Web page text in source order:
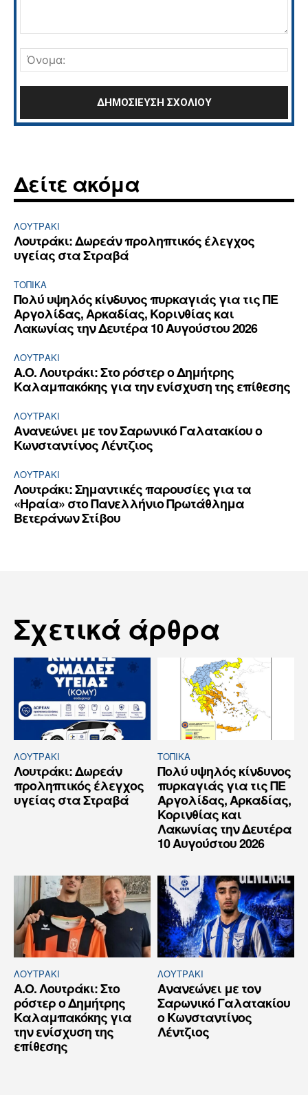
Δείτε ακόμα
ΛΟΥΤΡΆΚΙ
Λουτράκι: Δωρεάν προληπτικός έλεγχος
υγείας στα Στραβά
ΤΟΠΙΚΑ
Πολύ υψηλός κίνδυνος πυρκαγιάς για τις ΠΕ
Αργολίδας, Αρκαδίας, Κορινθίας και
Λακωνίας την Δευτέρα 10 Αυγούστου 2026
ΛΟΥΤΡΆΚΙ
Α.Ο. Λουτράκι: Στο ρόστερ ο Δημήτρης
Καλαμπακόκης για την ενίσχυση της επίθεσης
ΛΟΥΤΡΆΚΙ
Ανανεώνει με τον Σαρωνικό Γαλατακίου ο
Κωνσταντίνος Λέντζιος
ΛΟΥΤΡΆΚΙ
Λουτράκι: Σημαντικές παρουσίες για τα
«Ηραία» στο Πανελλήνιο Πρωτάθλημα
Βετεράνων Στίβου
Σχετικά άρθρα
ΛΟΥΤΡΆΚΙ
Λουτράκι: Δωρεάν
προληπτικός έλεγχος
υγείας στα Στραβά
ΤΟΠΙΚΑ
Πολύ υψηλός κίνδυνος
πυρκαγιάς για τις ΠΕ
Αργολίδας, Αρκαδίας,
Κορινθίας και
Λακωνίας την Δευτέρα
10 Αυγούστου 2026
ΛΟΥΤΡΆΚΙ
Α.Ο. Λουτράκι: Στο
ρόστερ ο Δημήτρης
Καλαμπακόκης για
την ενίσχυση της
επίθεσης
ΛΟΥΤΡΆΚΙ
Ανανεώνει με τον
Σαρωνικό Γαλατακίου
ο Κωνσταντίνος
Λέντζιος